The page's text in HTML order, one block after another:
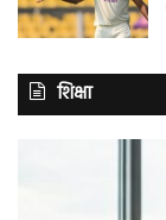
शिक्षा